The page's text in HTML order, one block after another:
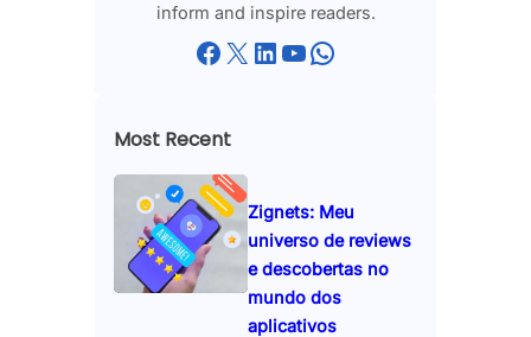
inform and inspire readers.
Facebook X LinkedIn YouTube WhatsApp
Most Recent
Zignets: Meu
universo de reviews
e descobertas no
mundo dos
aplicativos